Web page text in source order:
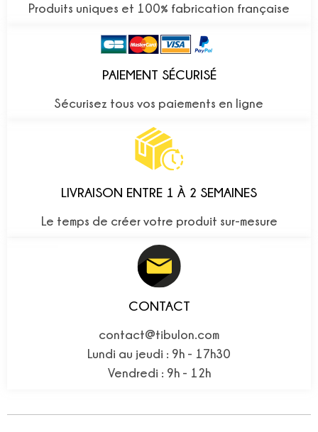
Produits uniques et 100% fabrication française
PAIEMENT SÉCURISÉ
Sécurisez tous vos paiements en ligne
LIVRAISON ENTRE 1 À 2 SEMAINES
Le temps de créer votre produit sur-mesure
CONTACT
contact@tibulon.com
Lundi au jeudi : 9h - 17h30
Vendredi : 9h - 12h